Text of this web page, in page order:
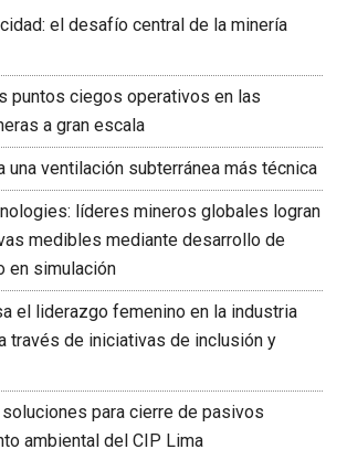
el desafío central de la minería
puntos ciegos operativos en las
a gran escala
una ventilación subterránea más técnica
líderes mineros globales logran
medibles mediante desarrollo de
en simulación
el liderazgo femenino en la industria
través de iniciativas de inclusión y
para cierre de pasivos
ambiental del CIP Lima